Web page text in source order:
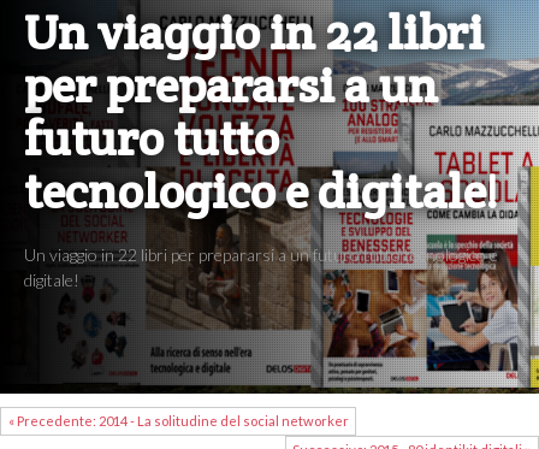
Un viaggio in 22 libri
per prepararsi a un
futuro tutto
tecnologico e digitale!
Un viaggio in 22 libri per prepararsi a un futuro tutto tecnologico e
digitale!
« Precedente: 2014 - La solitudine del social networker